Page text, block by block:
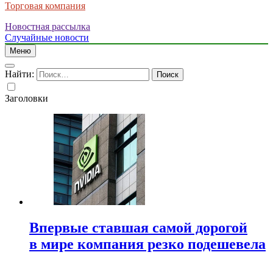
Торговая компания
Новостная рассылка
Случайные новости
Меню
Найти:
Заголовки
Впервые ставшая самой дорогой
в мире компания резко подешевела